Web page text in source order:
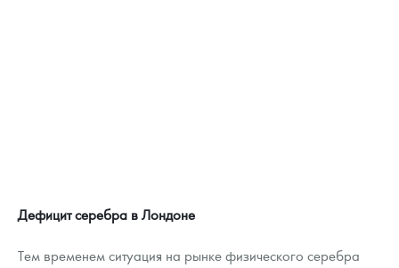
Дефицит серебра в Лондоне
Тем временем ситуация на рынке физического серебра